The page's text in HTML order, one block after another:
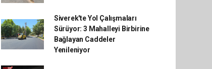
Siverek'te Yol Çalışmaları
Sürüyor: 3 Mahalleyi Birbirine
Bağlayan Caddeler
Yenileniyor